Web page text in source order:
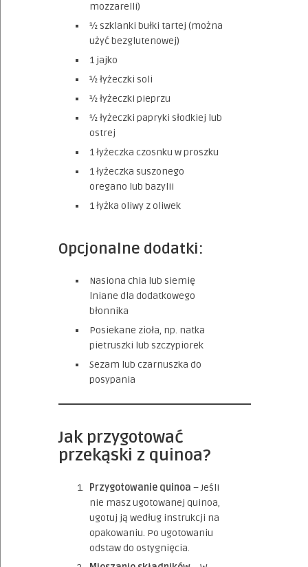
mozzarelli)
½ szklanki bułki tartej (można
użyć bezglutenowej)
1 jajko
½ łyżeczki soli
½ łyżeczki pieprzu
½ łyżeczki papryki słodkiej lub
ostrej
1 łyżeczka czosnku w proszku
1 łyżeczka suszonego
oregano lub bazylii
1 łyżka oliwy z oliwek
Opcjonalne dodatki:
Nasiona chia lub siemię
lniane dla dodatkowego
błonnika
Posiekane zioła, np. natka
pietruszki lub szczypiorek
Sezam lub czarnuszka do
posypania
Jak przygotować
przekąski z quinoa?
Przygotowanie quinoa – Jeśli
nie masz ugotowanej quinoa,
ugotuj ją według instrukcji na
opakowaniu. Po ugotowaniu
odstaw do ostygnięcia.